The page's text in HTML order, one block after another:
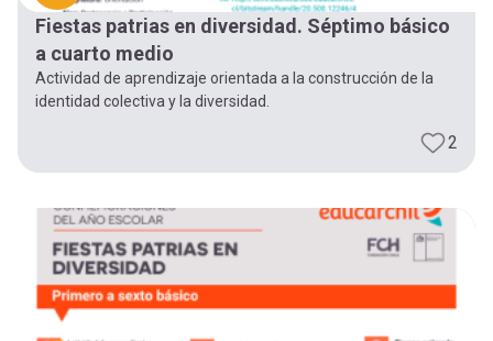
entrar
mi
cuenta
Fiestas patrias en diversidad. Séptimo básico
a cuarto medio
Actividad de aprendizaje orientada a la construcción de la
identidad colectiva y la diversidad.
2